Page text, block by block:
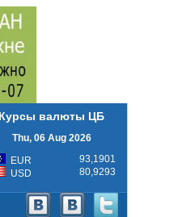
Курсы валюты ЦБ
Thu, 06 Aug 2026
EUR
93,1901
USD
80,9293